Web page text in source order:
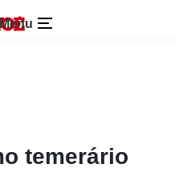
Menu
temerário